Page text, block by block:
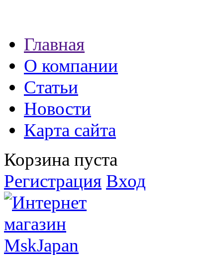
экспресс займы
Главная
О компании
Статьи
Новости
Карта сайта
Корзина пуста
Регистрация Вход